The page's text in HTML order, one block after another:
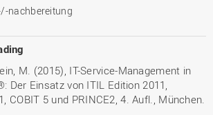
nachbereitung
M. (2015), IT-Service-Management in
Der Einsatz von ITIL Edition 2011,
COBIT 5 und PRINCE2, 4. Aufl., München.